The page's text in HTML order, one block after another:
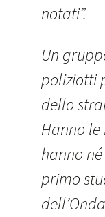
notati”.
Un
poliziotti
dello
Hanno
hanno
primo